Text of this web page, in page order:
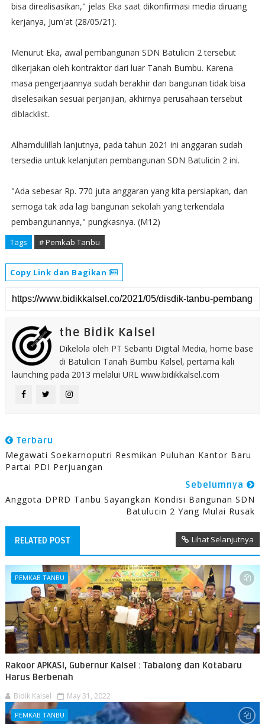
bisa direalisasikan," jelas Eka saat dikonfirmasi media diruang
kerjanya, Jum'at (28/05/21).
Menurut Eka, awal pembangunan SDN Batulicin 2 tersebut
dikerjakan oleh kontraktor dari luar Tanah Bumbu. Karena
masa pengerjaannya sudah berakhir dan bangunan tidak bisa
diselesaikan sesuai perjanjian, akhirnya perusahaan tersebut
diblacklist.
Alhamdulillah lanjutnya, pada tahun 2021 ini anggaran sudah
tersedia untuk kelanjutan pembangunan SDN Batulicin 2 ini.
"Ada sebesar Rp. 770 juta anggaran yang kita persiapkan, dan
semoga tak ada lagi bangunan sekolah yang terkendala
pembangunannya," pungkasnya. (M12)
Tags # Pemkab Tanbu
Copy Link dan Bagikan
the Bidik Kalsel
Dikelola oleh PT Sebanti Digital Media, home base
di Batulicin Tanah Bumbu Kalsel, pertama kali
launching pada 2013 melalui URL www.bidikkalsel.com
Terbaru
Megawati Soekarnoputri Resmikan Puluhan Kantor Baru
Partai PDI Perjuangan
Sebelumnya
Anggota DPRD Tanbu Sayangkan Kondisi Bangunan SDN
Batulucin 2 Yang Mulai Rusak
RELATED POST Lihat Selanjutnya
PEMKAB TANBU
Rakoor APKASI, Gubernur Kalsel : Tabalong dan Kotabaru
Harus Berbenah
Bidik Kalsel May 31, 2022
PEMKAB TANBU